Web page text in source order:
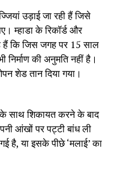
उड़ाई जा रही हैं जिसे
म्हाडा के रिकॉर्ड और
कि जिस जगह पर 15 साल
निर्माण की अनुमति नहीं है।
शेड तान दिया गया।
के साथ शिकायत करने के बाद
आंखों पर पट्टी बांध ली
है, या इसके पीछे ‘मलाई’ का